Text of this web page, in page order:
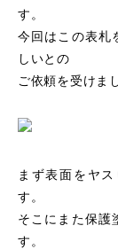
す。
今回はこの表札
しいとの
ご依頼を受けま
まず表面をヤ
す。
そこにまた保護
す。